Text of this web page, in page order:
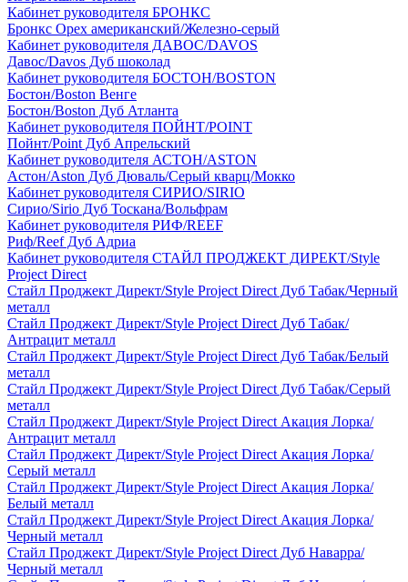
Кабинет руководителя БРОНКС
Бронкс Орех американский/Железно-серый
Кабинет руководителя ДАВОС/DAVOS
Давос/Davos Дуб шоколад
Кабинет руководителя БОСТОН/BOSTON
Бостон/Boston Венге
Бостон/Boston Дуб Атланта
Кабинет руководителя ПОЙНТ/POINT
Пойнт/Point Дуб Апрельский
Кабинет руководителя АСТОН/ASTON
Астон/Aston Дуб Дюваль/Серый кварц/Мокко
Кабинет руководителя СИРИО/SIRIO
Сирио/Sirio Дуб Тоскана/Вольфрам
Кабинет руководителя РИФ/REEF
Риф/Reef Дуб Адриа
Кабинет руководителя СТАЙЛ ПРОДЖЕКТ ДИРЕКТ/Style
Project Direct
Стайл Проджект Директ/Style Project Direct Дуб Табак/Черный
металл
Стайл Проджект Директ/Style Project Direct Дуб Табак/
Антрацит металл
Стайл Проджект Директ/Style Project Direct Дуб Табак/Белый
металл
Стайл Проджект Директ/Style Project Direct Дуб Табак/Серый
металл
Стайл Проджект Директ/Style Project Direct Акация Лорка/
Антрацит металл
Стайл Проджект Директ/Style Project Direct Акация Лорка/
Серый металл
Стайл Проджект Директ/Style Project Direct Акация Лорка/
Белый металл
Стайл Проджект Директ/Style Project Direct Акация Лорка/
Черный металл
Стайл Проджект Директ/Style Project Direct Дуб Наварра/
Черный металл